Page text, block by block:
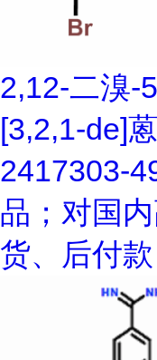
2,12-二溴-
[3,2,1-de]
2417303-
品；对国
货、后付款